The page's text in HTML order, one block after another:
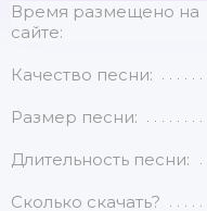
Время размещено на
сайте:
Качество песни:
Размер песни:
Длительность песни:
Сколько скачать?